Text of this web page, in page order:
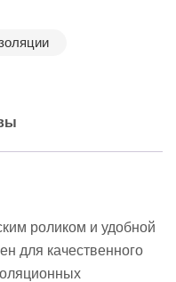
роликом и удобной
для качественного